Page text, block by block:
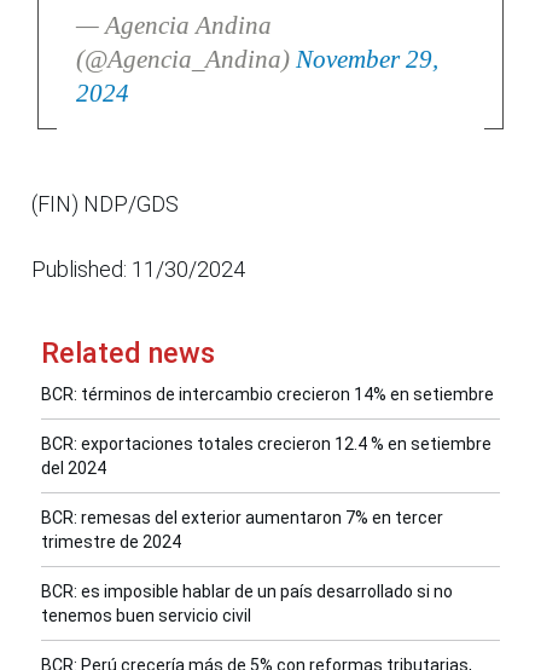
— Agencia Andina
(@Agencia_Andina) November 29,
2024
(FIN) NDP/GDS
Published: 11/30/2024
Related news
BCR: términos de intercambio crecieron 14% en setiembre
BCR: exportaciones totales crecieron 12.4 % en setiembre
del 2024
BCR: remesas del exterior aumentaron 7% en tercer
trimestre de 2024
BCR: es imposible hablar de un país desarrollado si no
tenemos buen servicio civil
BCR: Perú crecería más de 5% con reformas tributarias,